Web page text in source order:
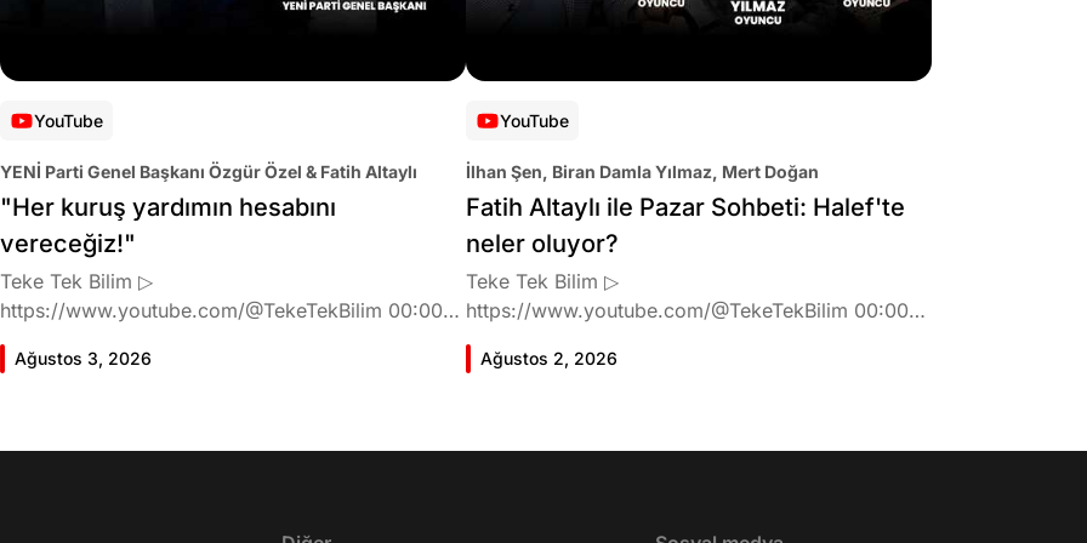
YouTube
YENİ Parti Genel Başkanı Özgür Özel & Fatih Altaylı
"Her kuruş yardımın hesabını
vereceğiz!"
Teke Tek Bilim ▷
https://www.youtube.com/@TekeTekBilim 00:00
Giriş 01:58 Butlan kararı 05:58 Butlan kararı kimin
meselesi? 11:32 Kılıçdaroğlu bu günlerin sinyalini
30:09 AK Parti'ye geçişlerin duracağının garantisi
Ağustos 3, 2026
YouTube
İlhan Şen, Biran Damla Yılmaz, Mert Doğan
Fatih Altaylı ile Pazar Sohbeti: Halef'te
neler oluyor?
Teke Tek Bilim ▷
https://www.youtube.com/@TekeTekBilim 00:00
Giriş 02:46 Biran Damla Yılmaz dizi teklifi
geldiğinde neler hissetti? 05:41 Oynadığı role nasıl
neler kattı? 17:52 İlhan Şen, ayakkabı eleştirisinden
Ağustos 2, 2026